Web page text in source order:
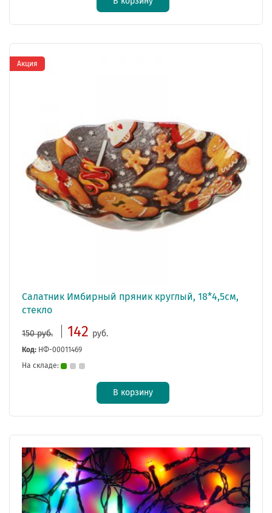
Салатник Имбирный пряник круглый, 18*4,5см,
стекло
150 руб. 142 руб.
Код: НФ-00011469
На складе:
В корзину
Акция